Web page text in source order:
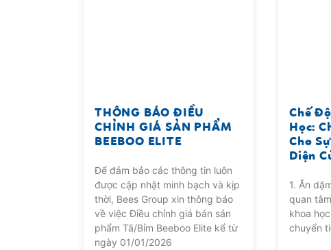
THÔNG BÁO ĐIỀU
CHỈNH GIÁ SẢN PHẨM
BEEBOO ELITE
Để đảm bảo các thông tin luôn
được cập nhật minh bạch và kịp
thời, Bees Group xin thông báo
về việc Điều chỉnh giá bán sản
phẩm Tã/Bỉm Beeboo Elite kể từ
ngày 01/01/2026
Chế
Học:
Cho
Diện
1. Ăn
quan
khoa
chuyển